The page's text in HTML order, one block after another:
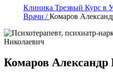
Клиника Трезвый Курс в
Врачи /Комаров
Комаров